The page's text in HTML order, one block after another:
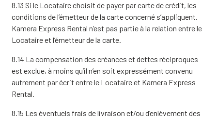
8.13 Si le Locataire choisit de payer par carte de crédit, les
conditions de l’émetteur de la carte concerné s’appliquent.
Kamera Express Rental n’est pas partie à la relation entre le
Locataire et l’émetteur de la carte.
8.14 La compensation des créances et dettes réciproques
est exclue, à moins qu’il n’en soit expressément convenu
autrement par écrit entre le Locataire et Kamera Express
Rental.
8.15 Les éventuels frais de livraison et/ou d’enlèvement des